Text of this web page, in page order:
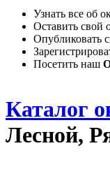
Узнать все об
Оставить свой
Опубликовать
Посетить наш
Каталог
Лесной,